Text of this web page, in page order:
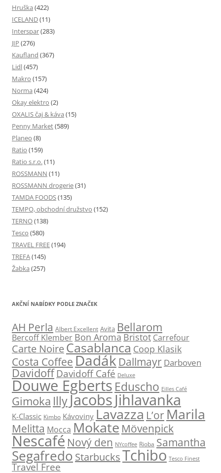
Hruška (422)
ICELAND(11)
Interspar(283)
JIP (276)
Kaufland (367)
Lidl(457)
Makro (157)
Norma (424)
Okay elektro (2)
OXALIS čaj & káva (15)
Penny Market(589)
Planeo (8)
Ratio (159)
Ratio s.r.o.(11)
ROSSMANN (11)
ROSSMANN drogerie(31)
TAMDA FOODS(135)
TEMPO, obchodní družstvo (152)
TERNO(138)
Tesco (580)
TRAVEL FREE(194)
TREFA(145)
Žabka (257)
AKČNÍ NABÍDKY PODLE ZNAČEK
AH Perla Albert Excellent Avita Bellarom
Bercoff Klember Bon AromaBristot Carrefour
Carte NoireCasablanca Coop Klasik
Costa CoffeeDadák Dallmayr Darboven
Davidoff Davidoff Café Deluxe
Douwe Egberts Eduscho Eilles Café
Gimoka IllyJacobsJihlavanka
K-Classic Kimbo Kávoviny Lavazza L’or Marila
Melitta Mocca Mokate Mövenpick
Nescafé Nový den NYcoffee Rioba Samantha
Segafredo StarbucksTchibo Tesco Finest
Travel Free